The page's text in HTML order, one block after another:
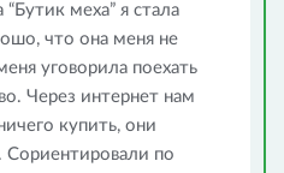
меха” я стала
что она меня не
уговорила поехать
Через интернет нам
купить, они
Сориентировали по